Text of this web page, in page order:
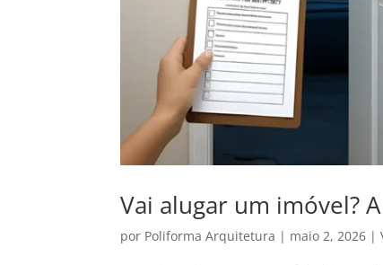
Vai alugar um imóvel?
por Poliforma Arquitetura | maio 2, 2026 |